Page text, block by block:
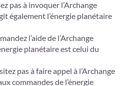
pas à invoquer l’Archange
également l’énergie planétaire
l’aide de l’Archange
planétaire est celui du
pas à faire appel à l’Archange
commandes de l’énergie